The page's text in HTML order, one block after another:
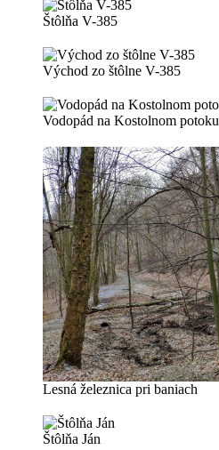
Štôlňa V-385
Východ zo štôlne V-385
Vodopád na Kostolnom potoku
Lesná železnica pri baniach
Štôlňa Ján